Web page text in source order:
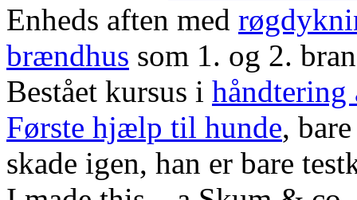
Enheds aften med
brændhus som 1. og 2.
Bestået kursus i håndtering
Første hjælp til hunde,
skade igen, han er bare